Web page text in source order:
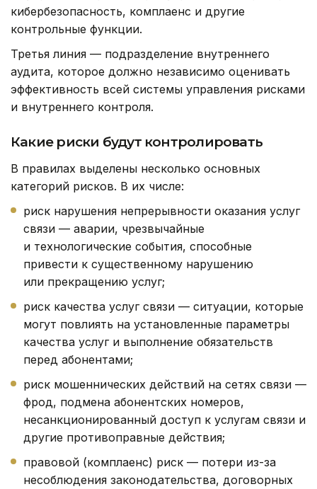
кибербезопасность, комплаенс и другие
контрольные функции.
Третья линия — подразделение внутреннего
аудита, которое должно независимо оценивать
эффективность всей системы управления рисками
и внутреннего контроля.
Какие риски будут контролировать
В правилах выделены несколько основных
категорий рисков. В их числе:
риск нарушения непрерывности оказания услуг
связи — аварии, чрезвычайные
и технологические события, способные
привести к существенному нарушению
или прекращению услуг;
риск качества услуг связи — ситуации, которые
могут повлиять на установленные параметры
качества услуг и выполнение обязательств
перед абонентами;
риск мошеннических действий на сетях связи —
фрод, подмена абонентских номеров,
несанкционированный доступ к услугам связи и
другие противоправные действия;
правовой (комплаенс) риск — потери из-за
несоблюдения законодательства, договорных